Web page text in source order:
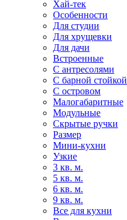
Хай-тек
Особенности
Для студии
Для хрущевки
Для дачи
Встроенные
С антресолями
С барной стойкой
С островом
Малогабаритные
Модульные
Скрытые ручки
Размер
Мини-кухни
Узкие
3 кв. м.
5 кв. м.
6 кв. м.
9 кв. м.
Все для кухни